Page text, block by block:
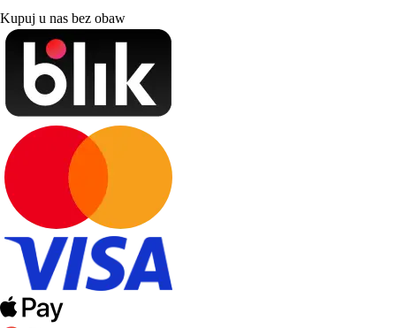
Kupuj u nas bez obaw